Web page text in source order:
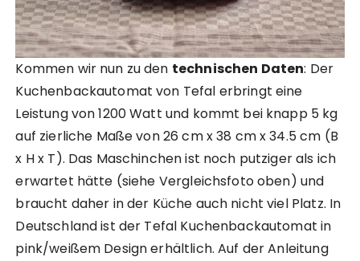
Kommen wir nun zu den technischen Daten: Der
Kuchenbackautomat von Tefal erbringt eine
Leistung von 1200 Watt und kommt bei knapp 5 kg
auf zierliche Maße von 26 cm x 38 cm x 34.5 cm (B
x H x T). Das Maschinchen ist noch putziger als ich
erwartet hätte (siehe Vergleichsfoto oben) und
braucht daher in der Küche auch nicht viel Platz. In
Deutschland ist der Tefal Kuchenbackautomat in
pink/weißem Design erhältlich. Auf der Anleitung